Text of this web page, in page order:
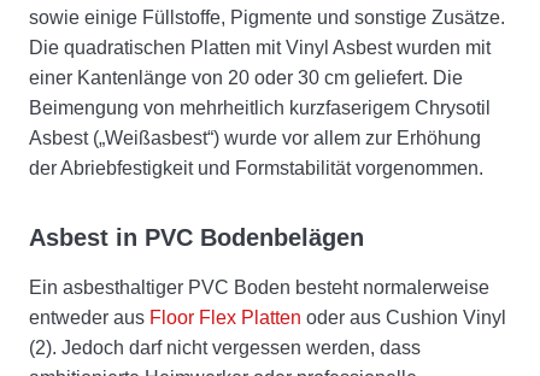
sowie einige Füllstoffe, Pigmente und sonstige Zusätze.
Die quadratischen Platten mit Vinyl Asbest wurden mit
einer Kantenlänge von 20 oder 30 cm geliefert. Die
Beimengung von mehrheitlich kurzfaserigem Chrysotil
Asbest („Weißasbest“) wurde vor allem zur Erhöhung
der Abriebfestigkeit und Formstabilität vorgenommen.
Asbest in PVC Bodenbelägen
Ein asbesthaltiger PVC Boden besteht normalerweise
entweder aus Floor Flex Platten oder aus Cushion Vinyl
(2). Jedoch darf nicht vergessen werden, dass